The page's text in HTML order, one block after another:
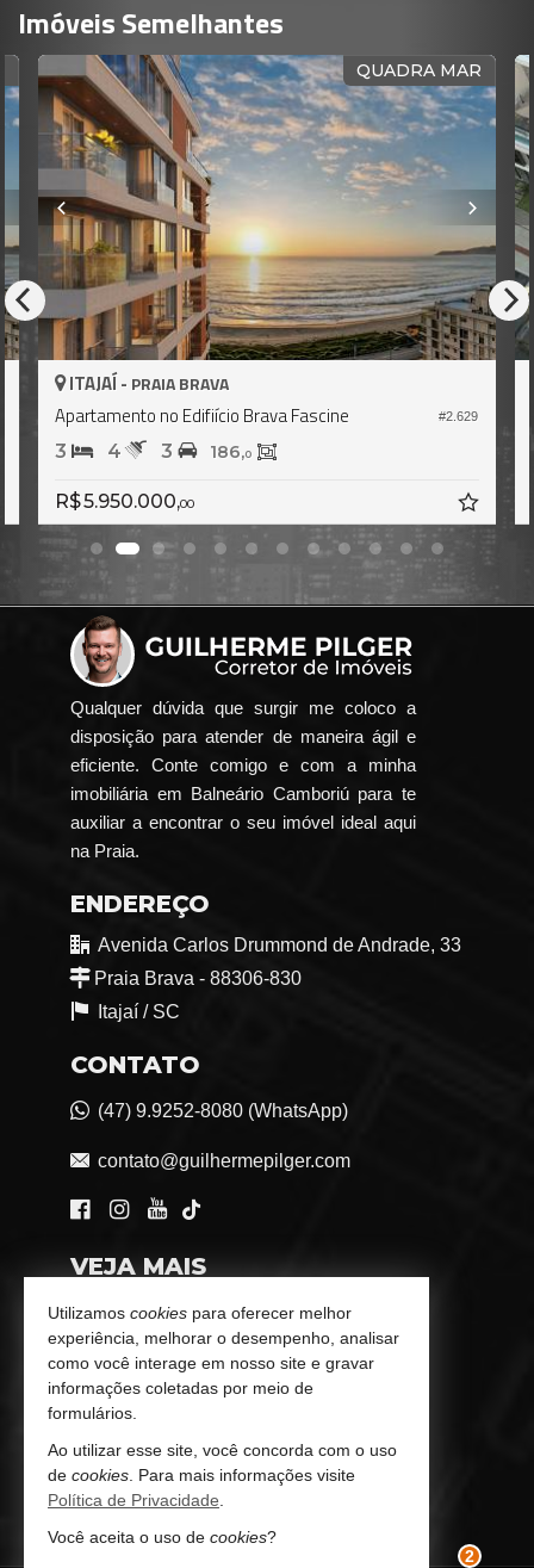
Imóveis Semelhantes
QUADRA MAR
#2.629
ITAJAÍ - PRAIA BRAVA
Apartamento no Edifiício Brava Fascine
3 4 3 186,0
R$ 5.950.000,00
Qualquer dúvida que surgir me coloco a
disposição para atender de maneira ágil e
eficiente. Conte comigo e com a minha
imobiliária em Balneário Camboriú para te
auxiliar a encontrar o seu imóvel ideal aqui
na Praia.
ENDEREÇO
Avenida Carlos Drummond de Andrade, 33
Praia Brava - 88306-830
Itajaí / SC
CONTATO
(47) 9.9252-8080 (WhatsApp)
contato@guilhermepilger.com
VEJA MAIS
Consultoria Imobiliária Personalizada
trabalhe conosco
Indicadores Financeiros
Imóveis Favoritos
Mapa de Imóveis
Utilizamos cookies para oferecer melhor
experiência, melhorar o desempenho, analisar
como você interage em nosso site e gravar
informações coletadas por meio de
formulários.
Ao utilizar esse site, você concorda com o uso
de cookies . Para mais informações visite
Política de Privacidade
Você aceita o uso de cookies?